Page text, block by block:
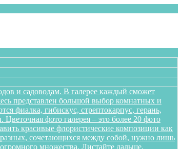
и садоводам. В галерее каждый сможет
представлен большой выбор комнатных и
фиалка, гибискус, стрептокарпус, герань,
фото галерея – это более 20 фото
красивые флористические композиции как
сочетающихся между собой, нужно лишь
множества. Листайте дальше,